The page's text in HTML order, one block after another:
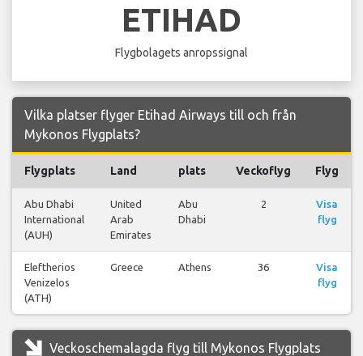
ETIHAD
Flygbolagets anropssignal
Vilka platser flyger Etihad Airways till och från
Mykonos Flygplats?
Flygplats Land plats Veckoflyg Flyg
Abu Dhabi
International
(AUH)
United
Arab
Emirates
Abu
Dhabi
2
Visa
flyg
Eleftherios
Venizelos
(ATH)
Greece Athens 36
Visa
flyg
Veckoschemalagda flyg till Mykonos Flygplats